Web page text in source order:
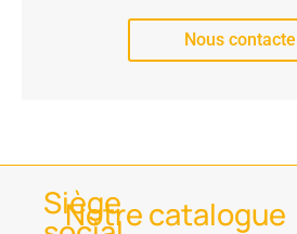
Nous
Siège
Notre catalogue